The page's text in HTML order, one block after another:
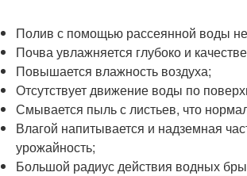
Полив с помощью рассеянной воды
Почва увлажняется глубоко и
Повышается влажность воздуха;
Отсутствует движение воды по
Смывается пыль с листьев, что
Влагой напитывается и надземная
урожайность;
Большой радиус действия водных